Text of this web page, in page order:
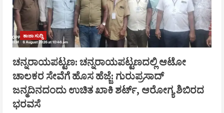
ತಾಜಾ ಸುದ್ದಿ
ಚನ್ನರಾಯಪಟ್ಟಣ: ಚನ್ನರಾಯಪಟ್ಟಣದಲ್ಲಿ ಆಟೋ
ಚಾಲಕರ ಸೇವೆಗೆ ಹೊಸ ಹೆಜ್ಜೆ: ಗುರುಪ್ರಸಾದ್
ಜನ್ಮದಿನದಂದು ಉಚಿತ ಖಾಕಿ ಶರ್ಟ್, ಆರೋಗ್ಯ ಶಿಬಿರದ
ಭರವಸೆ